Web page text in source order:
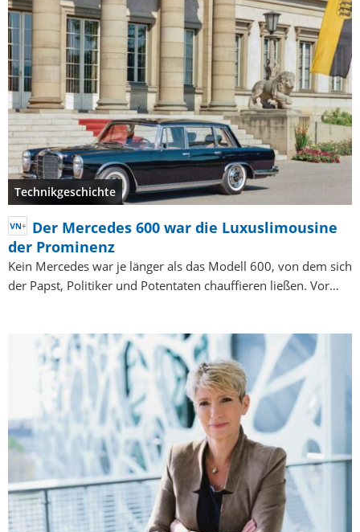
Technikgeschichte
Der Mercedes 600 war die Luxuslimousine
der Prominenz
Kein Mercedes war je länger als das Modell 600, von dem sich
der Papst, Politiker und Potentaten chauffieren ließen. Vor…